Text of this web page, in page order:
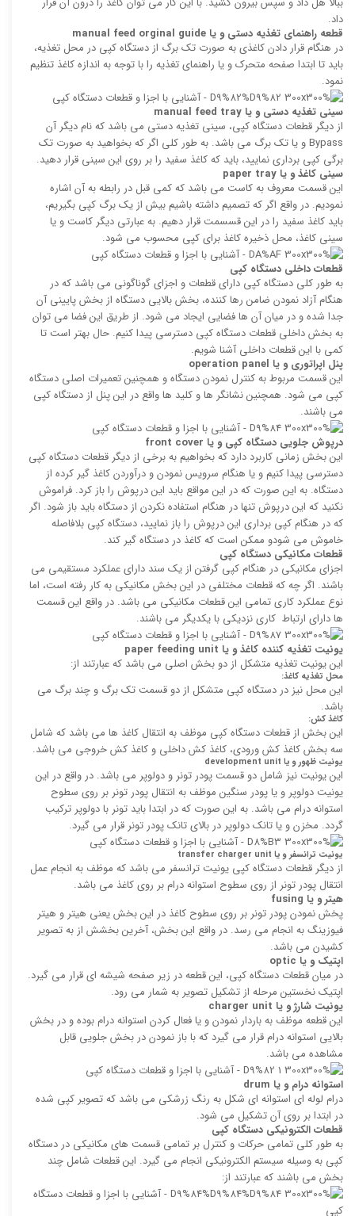
داد.
قطعه راهنمای تغذیه دستی و یا manual feed orginal guide
در هنگام قرار دادن کاغذی به صورت تک برگ از دستگاه کپی در محل تغذیه،
باید تا ابتدا صفحه متحرک و یا راهنمای تغذیه را با توجه به اندازه کاغذ تنظیم
نمود.
سینی تغذیه دستی و یا manual feed tray
از دیگر قطعات دستگاه کپی، سینی تغذیه دستی می باشد که نام دیگر آن
Bypass و یا تک برگ می باشد. به طور کلی اگر که بخواهید به صورت تک
برگی کپی برداری نمایید، باید که کاغذ سفید را بر روی این سینی قرار دهید.
سینی کاغذ و یا paper tray
این قسمت معروف به کاست می باشد که کمی قبل در رابطه به آن اشاره
نمودیم. در واقع اگر که تصمیم داشته باشیم بیش از یک برگ کپی بگیریم،
باید کاغذ سفید را در این قسسمت قرار دهیم. به عبارتی دیگر کاست و یا
سینی کاغذ، محل ذخیره کاغذ برای کپی محسوب می شود.
قطعات داخلی دستگاه کپی
به طور کلی دستگاه کپی دارای قطعات و اجزای گوناگونی می باشد که در
هنگام آزاد نمودن ضامن رها کننده، بخش بالایی دستگاه از بخش پایینی آن
جدا شده و در میان آن ها فضایی ایجاد می شود. از طریق این فضا می توان
به بخش داخلی قطعات دستگاه کپی دسترسی پیدا کنیم. حال بهتر است تا
کمی با این قطعات داخلی آشنا شویم.
پنل اپراتوری و یا operation panel
این قسمت مربوط به کنترل نمودن دستگاه و همچنین تعمیرات اصلی دستگاه
کپی می شود. همچنین نشانگر ها و کلید ها واقع در این پنل از دستگاه کپی
می باشند.
درپوش جلویی دستگاه کپی و یا front cover
این بخش زمانی کاربرد دارد که بخواهیم به برخی از دیگر قطعات دستگاه کپی
دسترسی پیدا کنیم و یا هنگام سرویس نمودن و درآوردن کاغذ گیر کرده از
دستگاه. به این صورت که در این مواقع باید این درپوش را باز کرد. فراموش
نکنید که این درپوش تنها در هنگام استفاده نکردن از دستگاه باید باز شود. اگر
که در هنگام کپی برداری این درپوش را باز نمایید، دستگاه کپی بلافاصله
خاموش می شودو ممکن است که کاغذ در دستگاه گیر کند.
قطعات مکانیکی دستگاه کپی
اجزای مکانیکی در هنگام کپی گرفتن از یک سند دارای عملکرد مستقیمی می
باشند. اگر چه که قطعات مختلفی در این بخش مکانیکی به کار رفته است، اما
نوع عملکرد کاری تمامی این قطعات مکانیکی می باشد. در واقع این قسمت
ها دارای ارتباط کاری نزدیکی با یکدیگر می باشند.
یونیت تغذیه کننده کاغذ و یا paper feeding unit
این یونیت تغذیه متشکل از دو بخش اصلی می باشد که عبارتند از:
محل تغذیه کاغذ:
این محل نیز در دستگاه کپی متشکل از دو قسمت تک برگ و چند برگ می
باشد.
کاغذ کش:
این بخش از قطعات دستگاه کپی موظف به انتقال کاغذ ها می باشد که شامل
سه بخش کاغذ کش ورودی، کاغذ کش داخلی و کاغذ کش خروجی می باشد.
یونیت ظهور و یا development unit
این یونیت نیز شامل دو قسمت پودر تونر و دولوپر می باشد. در واقع در این
یونیت دولوپر و یا پودر سنگین موظف به انتقال پودر تونر بر روی سطوح
استوانه درام می باشد. به این صورت که در ابتدا باید تونر با دولوپر ترکیب
گردد. مخزن و یا تانک دولوپر در بالای تانک پودر تونر قرار می گیرد.
یونیت ترانسفر و یا transfer charger unit
از دیگر قطعات دستگاه کپی یونیت ترانسفر می باشد که موظف به انجام عمل
انتقال پودر تونر از روی سطوح استوانه درام بر روی کاغذ می باشد.
هیتر و یا fusing
پخش نمودن پودر تونر بر روی سطوح کاغذ در این بخش یعنی هیتر و هیتر
فیوزینگ به انجام می رسد. در واقع این بخش، آخرین بخشش از به تصویر
کشیدن می باشد.
اپتیک و یا optic
در میان قطعات دستگاه کپی، این قطعه در زیر صفحه شیشه ای قرار می گیرد.
اپتیک نخستین مرحله از تشکیل تصویر به شمار می رود.
یونیت شارژ و یا charger unit
این قطعه موظف به باردار نمودن و یا فعال کردن استوانه درام بوده و در بخش
بالایی استوانه درام قرار می گیرد که با باز نمودن در بخش جلویی قابل
مشاهده می باشد.
استوانه درام و یا drum
درام لوله ای استوانه ای شکل به رنگ زرشکی می باشد که تصویر کپی شده
در ابتدا بر روی آن تشکیل می شود.
قطعات الکترونیکی دستگاه کپی
به طور کلی تمامی حرکات و کنترل بر تمامی قسمت های مکانیکی در دستگاه
کپی به وسیله سیستم الکترونیکی انجام می گیرد. این قطعات شامل چند
بخش می باشند که عبارتند از: